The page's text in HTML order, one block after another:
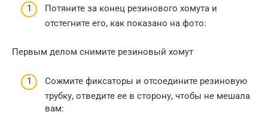
Потяните за конец резинового хомута и
отстегните его, как показано на фото:
Первым делом снимите резиновый хомут
Сожмите фиксаторы и отсоедините резиновую
трубку, отведите ее в сторону, чтобы не мешала
вам: